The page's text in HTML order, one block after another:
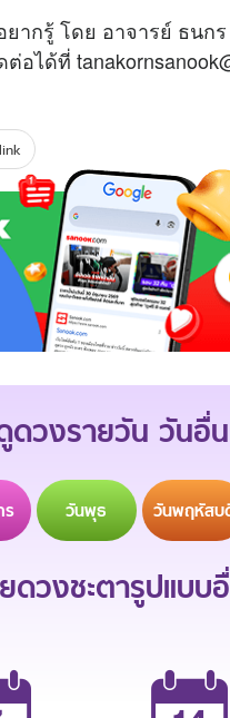
ากรู้ โดย อาจารย์ ธนก
ได้ที่
ดวงรายวัน วันอื่
ร วันพุธ วันพฤหัสบ
ดวงชะตารูปแบบ